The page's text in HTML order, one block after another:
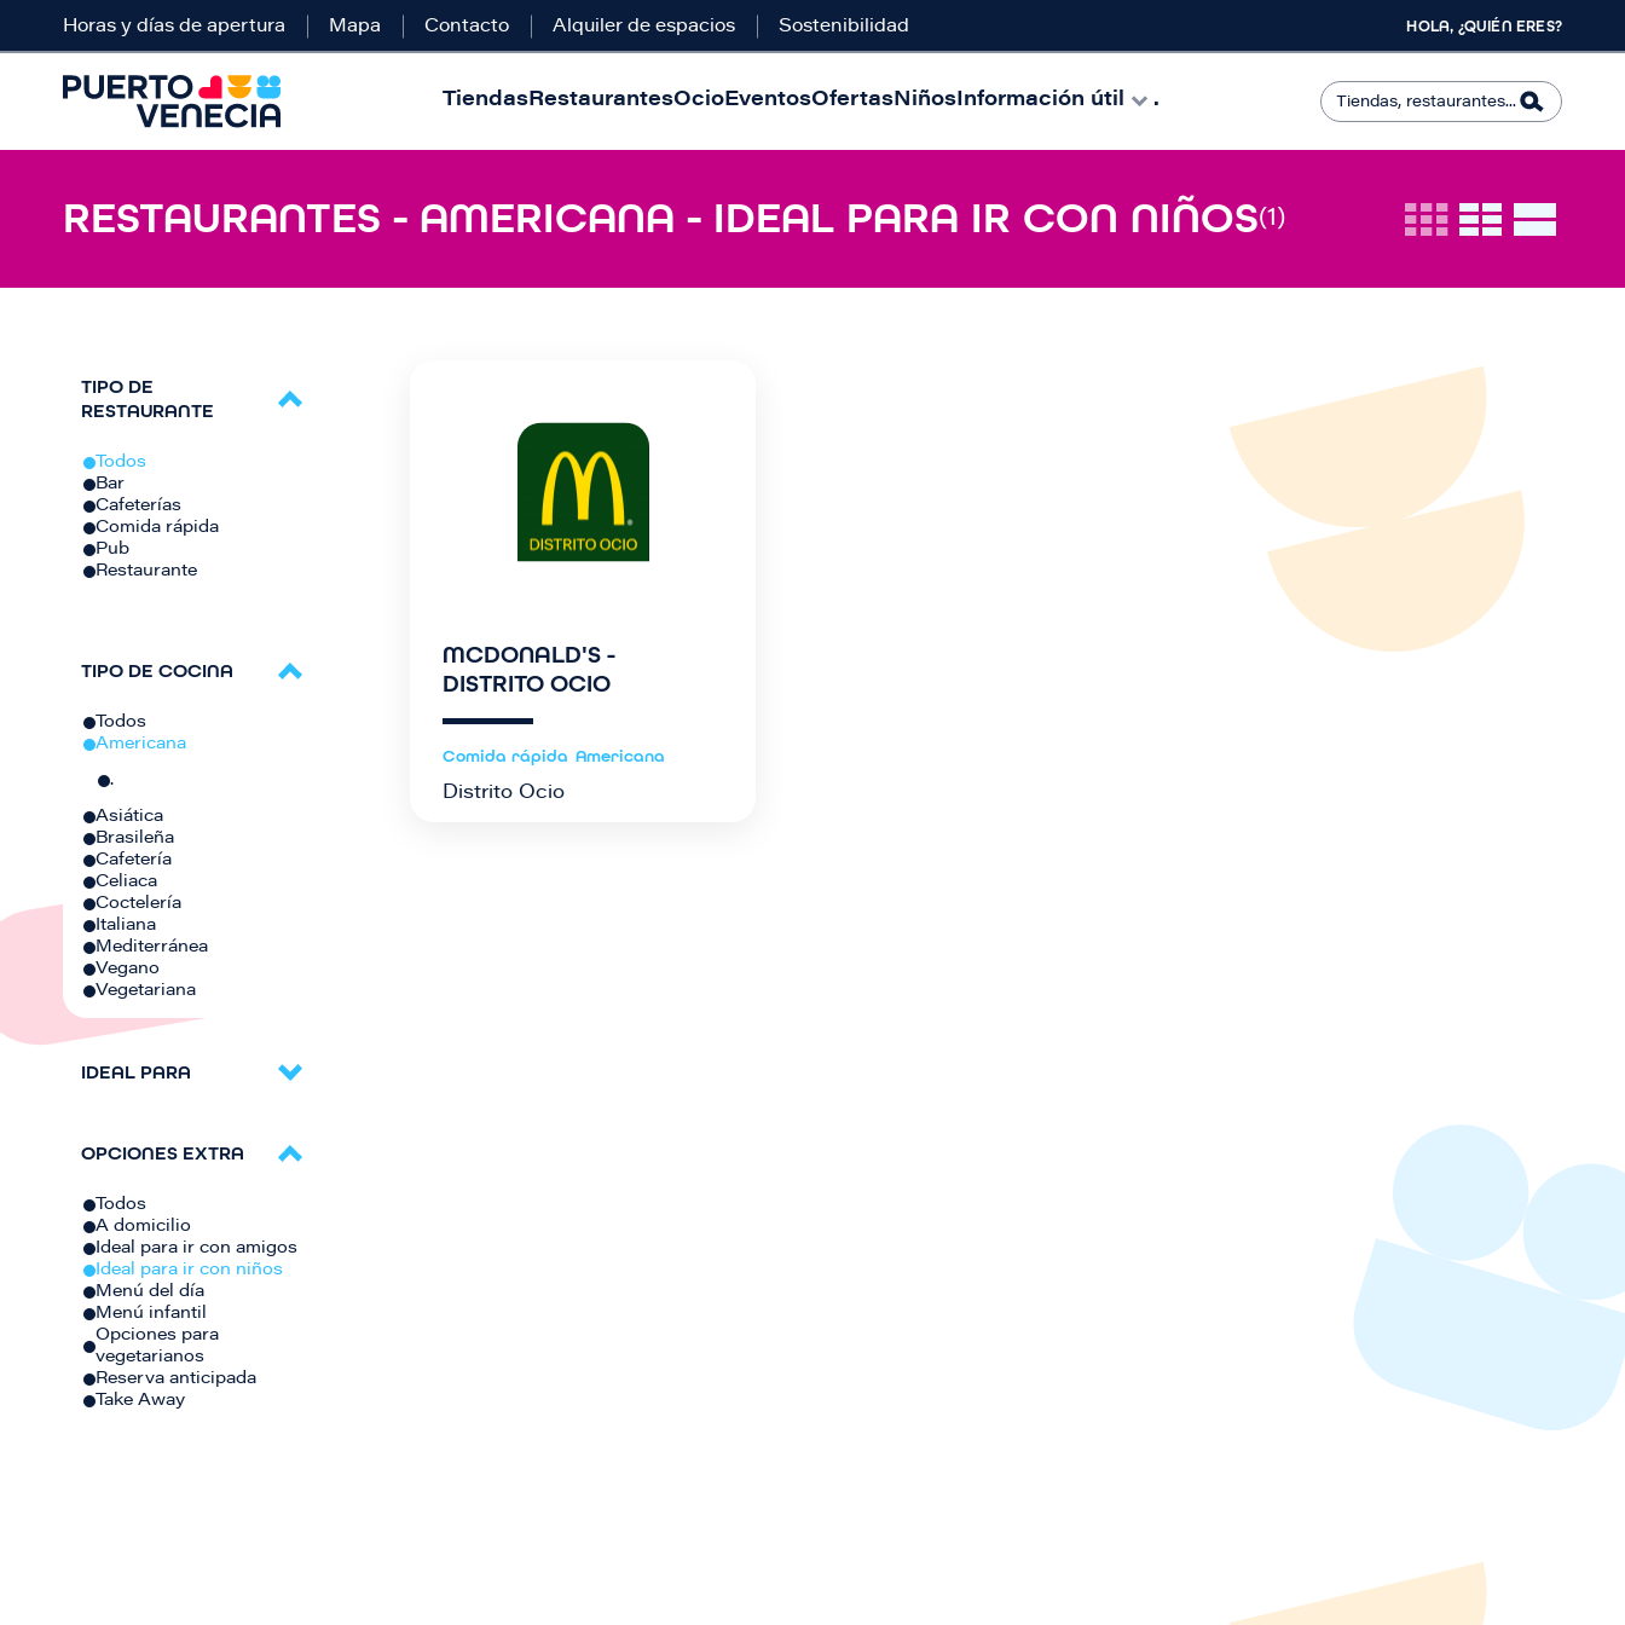
Horas y días de apertura Mapa Contacto Alquiler de espacios Sostenibilidad HOLA, ¿QUIÉN ERES?
TiendasRestaurantesOcioEventosOfertasNiñosInformación útil .
RESTAURANTES - AMERICANA - IDEAL PARA IR CON NIÑOS(1)
TIPO DE
RESTAURANTE
Todos
Bar
Cafeterías
Comida rápida
Pub
Restaurante
TIPO DE COCINA
Todos
Americana
.
Asiática
Brasileña
Cafetería
Celiaca
Coctelería
Italiana
Mediterránea
Vegano
Vegetariana
IDEAL PARA
OPCIONES EXTRA
Todos
A domicilio
Ideal para ir con amigos
Ideal para ir con niños
Menú del día
Menú infantil
Opciones para
vegetarianos
Reserva anticipada
Take Away
MCDONALD'S -
DISTRITO OCIO
Comida rápida Americana
Distrito Ocio